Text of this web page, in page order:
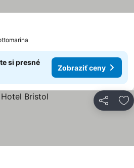
si presné
Zobraziť ceny
Zdieľať